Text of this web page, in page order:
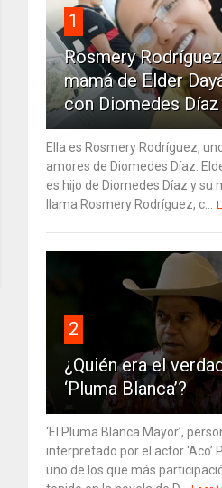
1
Rosmery
mamá de Elder
con Diomedes Díaz
Ella es Rosmery Rodríguez,
amores de Diomedes Díaz.
es hijo de Diomedes Díaz y su
llama Rosmery Rodríguez, c...
2
¿Quién era el
‘Pluma Blanca’?
‘El Pluma Blanca Mayor’,
interpretado por el actor ‘Aco’
uno de los que más